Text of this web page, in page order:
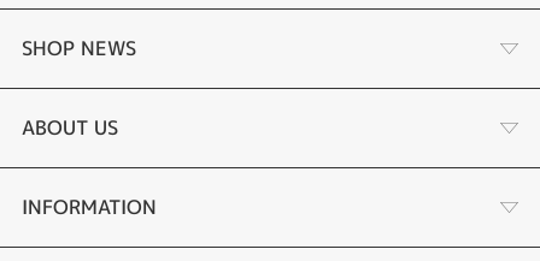
婚約指輪
結婚指輪
セットリング
SHOP NEWS
選ばれる理由まとめ
お客様の声
ABOUT US
会社概要
INFORMATION